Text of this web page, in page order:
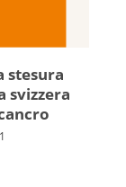
ste­sura
svizzera